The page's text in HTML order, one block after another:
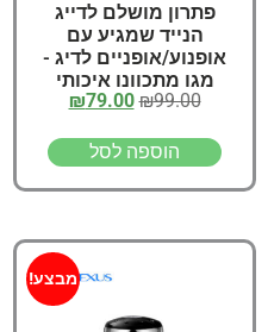
פתרון מושלם לדייג
הנייד שמגיע עם
אופנוע/אופניים לדיג -
מגן מתכוונן איכותי
לחכה עם ראש קשיח
₪99.00
₪79.00
הוספה לסל
מבצע!